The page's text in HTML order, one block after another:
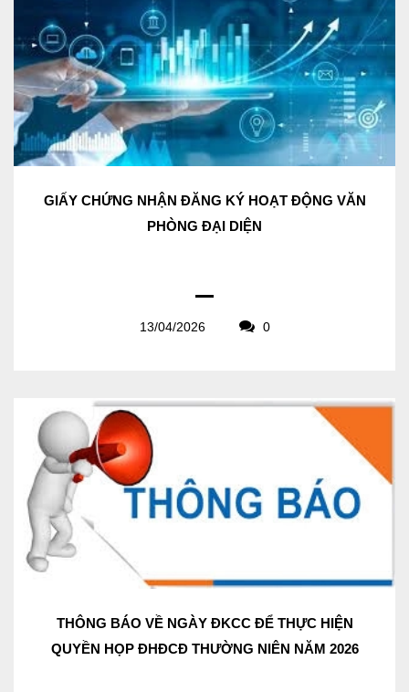
GIẤY CHỨNG NHẬN ĐĂNG KÝ HOẠT ĐỘNG VĂN
PHÒNG ĐẠI DIỆN
13/04/2026 0
THÔNG BÁO VỀ NGÀY ĐKCC ĐỂ THỰC HIỆN
QUYỀN HỌP ĐHĐCĐ THƯỜNG NIÊN NĂM 2026